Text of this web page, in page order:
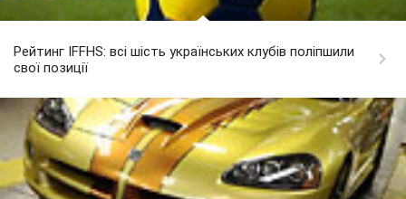
Рейтинг IFFHS: всі шість українських клубів поліпшили
свої позиції